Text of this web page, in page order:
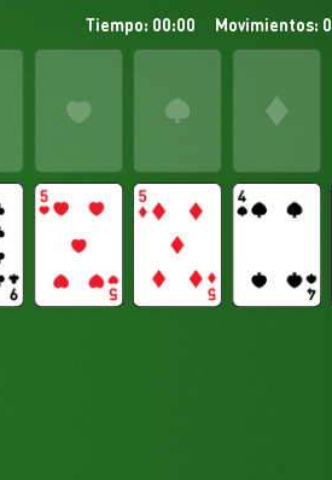
Tiempo: 00:00 Movimientos: 0